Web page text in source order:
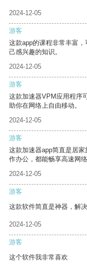
2024-12-05
游客
这款app的课程非常丰富
己感兴趣的知识。
2024-12-05
游客
这款加速器VPM应用程序
助你在网络上自由移动。
2024-12-05
游客
这款加速器app简直是居
作办公，都能畅享高速网
2024-12-05
游客
这款软件简直是神器，解
2024-12-05
游客
这个软件我非常喜欢